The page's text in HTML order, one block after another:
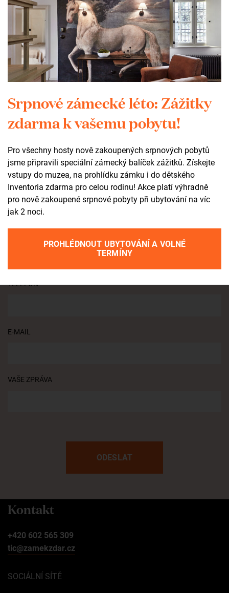
Potřebujete poradit? Napište, nebo zavolejte
Silvii.
Silvie Holečková
Svatební koordinátorka
+420 603 847 803
Můžete nám také zanechat
zprávu prostřednictvím
formuláře
TELEFON
E-MAIL
VAŠE ZPRÁVA
Kontakt
+420 602 565 309
tic@zamekzdar.cz
SOCIÁLNÍ SÍTĚ
Srpnové zámecké léto: Zážitky
zdarma k vašemu pobytu!
Pro všechny hosty nově zakoupených srpnových pobytů
jsme připravili speciální zámecký balíček zážitků. Získejte
vstupy do muzea, na prohlídku zámku i do dětského
Inventoria zdarma pro celou rodinu! Akce platí výhradně
pro nově zakoupené srpnové pobyty při ubytování na víc
jak 2 noci.
PROHLÉDNOUT UBYTOVÁNÍ A VOLNÉ
TERMÍNY